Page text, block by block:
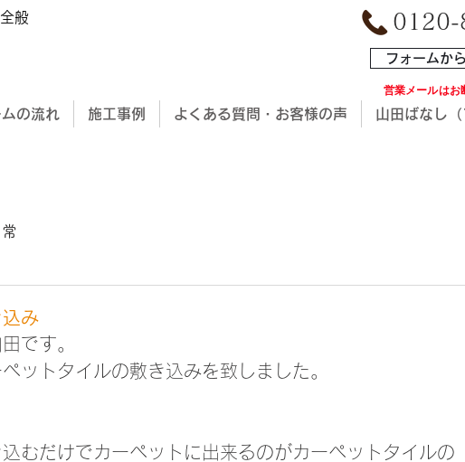
般 0120-
フォームか
営業メールはお
の流れ 施工事例 よくある質問・お客様の声 山田ばなし（
常
み
です。
ットタイルの敷き込みを致しました。
むだけでカーペットに出来るのがカーペットタイルの